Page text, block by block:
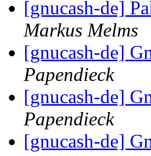
[gnucash-de]
Markus Melms
[gnucash-de]
Papendieck
[gnucash-de]
Papendieck
[gnucash-de]